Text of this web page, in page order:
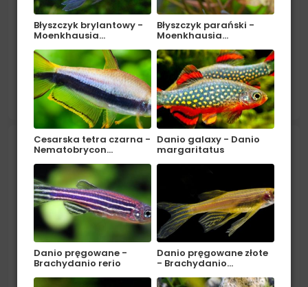
Pochodzenie: Ameryka Południowa (Peru).
Środowisko: Akwarium powinno być wyposażone w
podłoże piaszczyste lub z drobnego żwiru i miejscowo
gęsto obsadzone roślinami. Należy zapewnić...
czytaj więcej
Skalar Red Devil - Pterophyllum scalare
Błyszczyk brylantowy -
Moenkhausia…
Błyszczyk parański -
Moenkhausia…
Cesarska tetra czarna -
Nematobrycon…
Danio galaxy - Danio
margaritatus
Danio pręgowane -
Brachydanio rerio
Danio pręgowane złote
- Brachydanio…